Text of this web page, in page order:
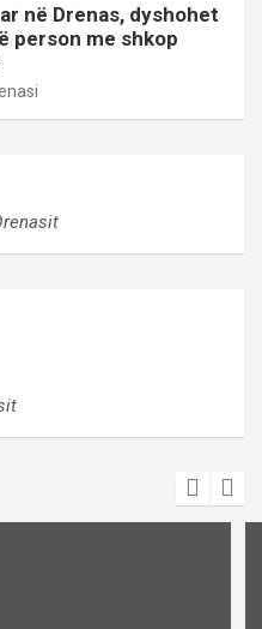
në Drenas, dyshohet
person me shkop